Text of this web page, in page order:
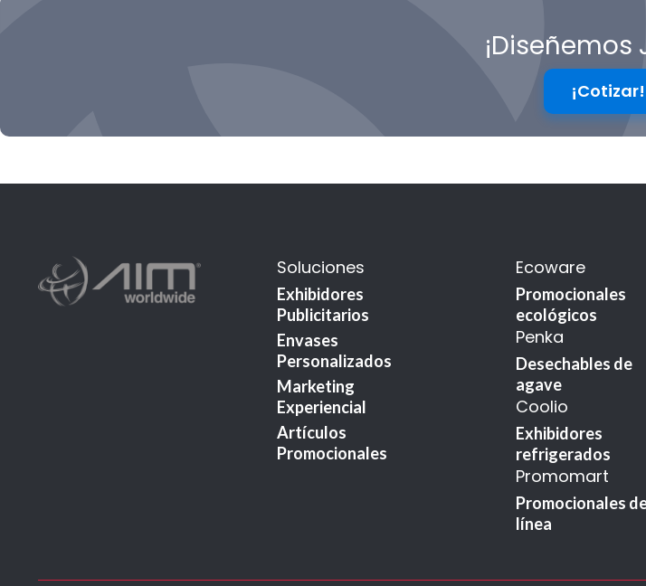
¡Diseñemos
¡Cotizar!
Soluciones
Exhibidores
Publicitarios
Envases
Personalizados
Marketing
Experiencial
Artículos
Promocionales
Ecoware
Promocionales
ecológicos
Penka
Desechables de
agave
Coolio
Exhibidores
refrigerados
Promomart
Promocionales
línea